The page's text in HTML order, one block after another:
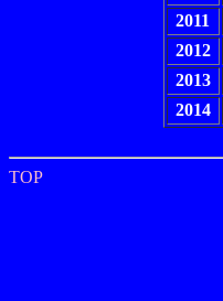
2011
2012
2013
2014
TOP